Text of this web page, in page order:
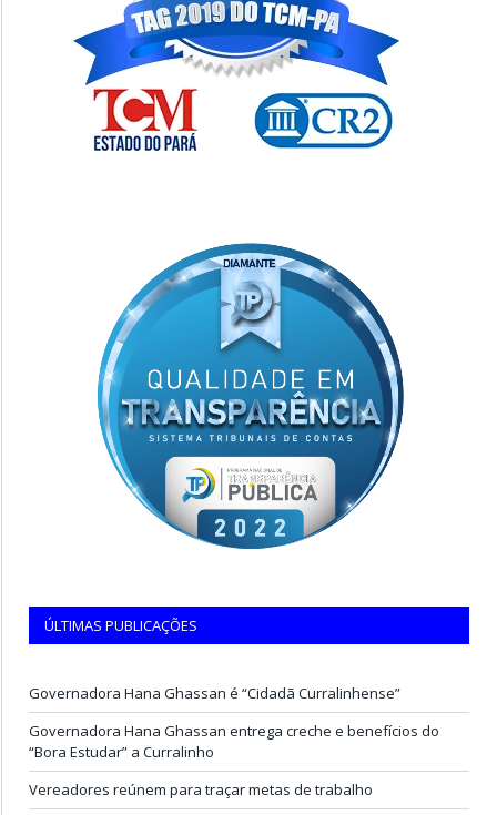
ÚLTIMAS PUBLICAÇÕES
Governadora Hana Ghassan é “Cidadã Curralinhense”
Governadora Hana Ghassan entrega creche e benefícios do
“Bora Estudar” a Curralinho
Vereadores reúnem para traçar metas de trabalho